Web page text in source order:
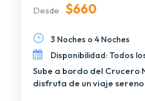
Desde $660
3 Noches o 4 Noches
Disponibilidad: Todos
Sube a bordo del Crucero
disfruta de un viaje